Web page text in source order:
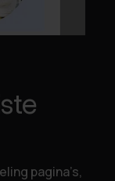
pagina’s,